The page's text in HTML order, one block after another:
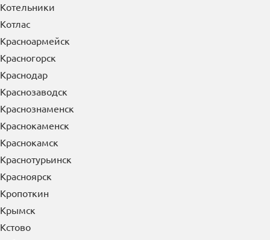
Котельники
Котлас
Красноармейск
Красногорск
Краснодар
Краснозаводск
Краснознаменск
Краснокаменск
Краснокамск
Краснотурьинск
Красноярск
Кропоткин
Крымск
Кстово